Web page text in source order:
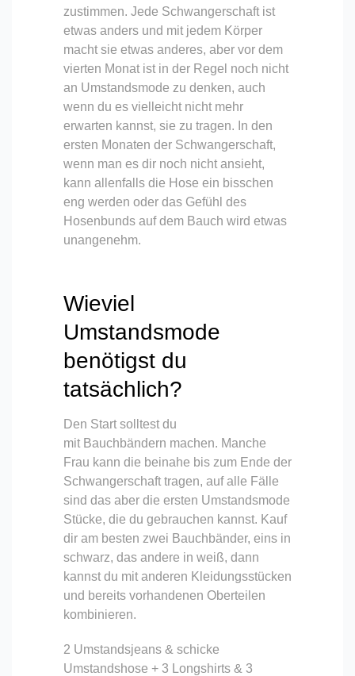
zustimmen. Jede Schwangerschaft ist
etwas anders und mit jedem Körper
macht sie etwas anderes, aber vor dem
vierten Monat ist in der Regel noch nicht
an Umstandsmode zu denken, auch
wenn du es vielleicht nicht mehr
erwarten kannst, sie zu tragen. In den
ersten Monaten der Schwangerschaft,
wenn man es dir noch nicht ansieht,
kann allenfalls die Hose ein bisschen
eng werden oder das Gefühl des
Hosenbunds auf dem Bauch wird etwas
unangenehm.
Wieviel
Umstandsmode
benötigst du
tatsächlich?
Den Start solltest du
mit Bauchbändern machen. Manche
Frau kann die beinahe bis zum Ende der
Schwangerschaft tragen, auf alle Fälle
sind das aber die ersten Umstandsmode
Stücke, die du gebrauchen kannst. Kauf
dir am besten zwei Bauchbänder, eins in
schwarz, das andere in weiß, dann
kannst du mit anderen Kleidungsstücken
und bereits vorhandenen Oberteilen
kombinieren.
2 Umstandsjeans & schicke
Umstandshose + 3 Longshirts & 3